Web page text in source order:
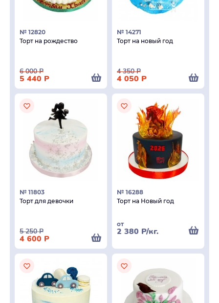
№ 12820
Торт на рождество
6 000Р
5 440 Р
№ 14271
Торт на новый год
4 350Р
4 050 Р
№ 11803
Торт для девочки
5 250Р
4 600 Р
№ 16288
Торт на Новый год
от
2 380 Р/кг.